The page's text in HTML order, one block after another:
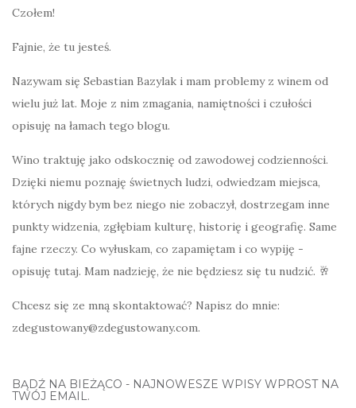
Czołem!
Fajnie, że tu jesteś.
Nazywam się Sebastian Bazylak i mam problemy z winem od
wielu już lat. Moje z nim zmagania, namiętności i czułości
opisuję na łamach tego blogu.
Wino traktuję jako odskocznię od zawodowej codzienności.
Dzięki niemu poznaję świetnych ludzi, odwiedzam miejsca,
których nigdy bym bez niego nie zobaczył, dostrzegam inne
punkty widzenia, zgłębiam kulturę, historię i geografię. Same
fajne rzeczy. Co wyłuskam, co zapamiętam i co wypiję -
opisuję tutaj. Mam nadzieję, że nie będziesz się tu nudzić. 🥂
Chcesz się ze mną skontaktować? Napisz do mnie:
zdegustowany@zdegustowany.com.
BĄDŹ NA BIEŻĄCO - NAJNOWESZE WPISY WPROST NA
TWÓJ EMAIL.